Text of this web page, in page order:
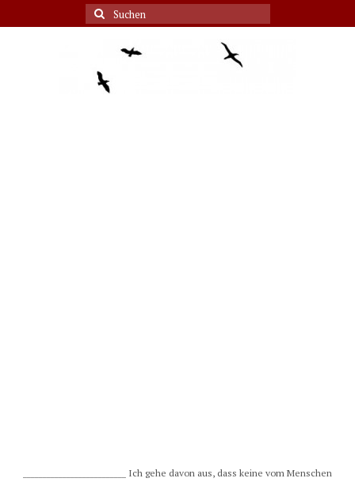
Suche
nach:
__________________________ Ich gehe davon aus, dass keine vom Menschen